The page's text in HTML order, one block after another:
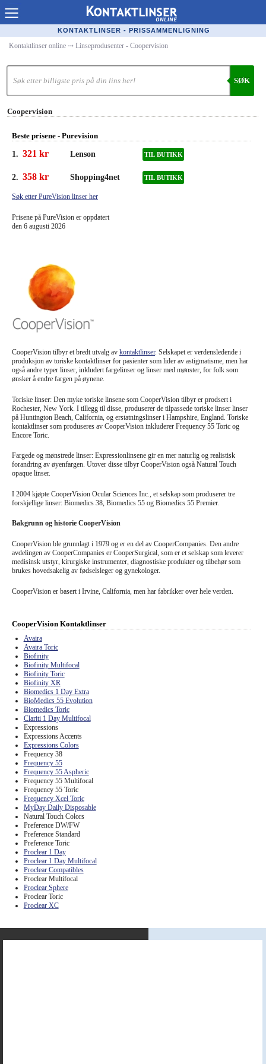
Kontaktlinser Online
Kjøpe linser på nett
Linseforhandlere
Merkeguide kontaktlinser
Synsfeil
Solbriller
Linseprodusenter
KONTAKTLINSER - PRISSAMMENLIGNING
Kontaktlinser online ⤏ Linseprodusenter - Coopervision
SØK
Coopervision
Beste prisene - Purevision
1. 321 kr Lenson TIL BUTIKK
2. 358 kr Shopping4net TIL BUTIKK
Søk etter PureVision linser her
Prisene på PureVision er oppdatert
den 6 augusti 2026
CooperVision tilbyr et bredt utvalg av kontaktlinser. Selskapet er verdensledende i
produksjon av toriske kontaktlinser for pasienter som lider av astigmatisme, men har
også andre typer linser, inkludert fargelinser og linser med mønster, for folk som
ønsker å endre fargen på øynene.
Toriske linser: Den myke toriske linsene som CooperVision tilbyr er prodsert i
Rochester, New York. I tillegg til disse, produserer de tilpassede toriske linser linser
på Huntington Beach, California, og erstatningslinser i Hampshire, England. Toriske
kontaktlinser som produseres av CooperVision inkluderer Frequency 55 Toric og
Encore Toric.
Fargede og mønstrede linser: Expressionlinsene gir en mer naturlig og realistisk
forandring av øyenfargen. Utover disse tilbyr CooperVision også Natural Touch
opaque linser.
I 2004 kjøpte CooperVision Ocular Sciences Inc., et selskap som produserer tre
forskjellige linser: Biomedics 38, Biomedics 55 og Biomedics 55 Premier.
Bakgrunn og historie CooperVision
CooperVision ble grunnlagt i 1979 og er en del av CooperCompanies. Den andre
avdelingen av CooperCompanies er CooperSurgical, som er et selskap som leverer
medisinsk utstyr, kirurgiske instrumenter, diagnostiske produkter og tilbehør som
brukes hovedsakelig av fødselsleger og gynekologer.
CooperVision er basert i Irvine, California, men har fabrikker over hele verden.
CooperVision Kontaktlinser
Avaira
Avaira Toric
Biofinity
Biofinity Multifocal
Biofinity Toric
Biofinity XR
Biomedics 1 Day Extra
BioMedics 55 Evolution
Biomedics Toric
Clariti 1 Day Multifocal
Expressions
Expressions Accents
Expressions Colors
Frequency 38
Frequency 55
Frequency 55 Aspheric
Frequency 55 Multifocal
Frequency 55 Toric
Frequency Xcel Toric
MyDay Daily Disposable
Natural Touch Colors
Preference DW/FW
Preference Standard
Preference Toric
Proclear 1 Day
Proclear 1 Day Multifocal
Proclear Compatibles
Proclear Multifocal
Proclear Sphere
Proclear Toric
Proclear XC